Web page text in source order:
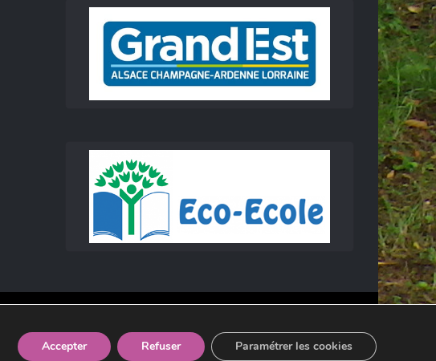
Accepter Refuser Paramétrer les cookies